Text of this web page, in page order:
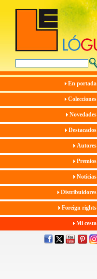
En portada
Colecciones
Novedades
Destacados
Autores
Premios
Noticias
Distribuidores
Foreign rights
Mi cesta